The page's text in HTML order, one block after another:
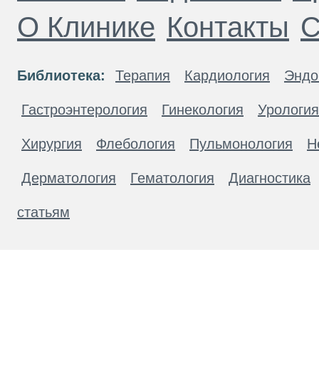
О Клинике Контакты
Библиотека: Терапия Кардиология
Гастроэнтерология Гинекология Урология
Хирургия Флебология Пульмонология
Дерматология Гематология Диагностика
статьям